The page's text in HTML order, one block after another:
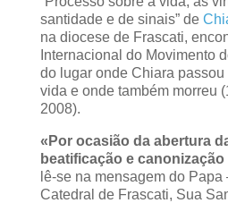
santidade e de sinais” de
na diocese de Frascati,
Internacional do Movimento
do lugar onde Chiara
vida e onde também morreu
2008).
«Por ocasião da abertura
beatificação e
lê-se na mensagem do
Catedral de Frascati, Sua